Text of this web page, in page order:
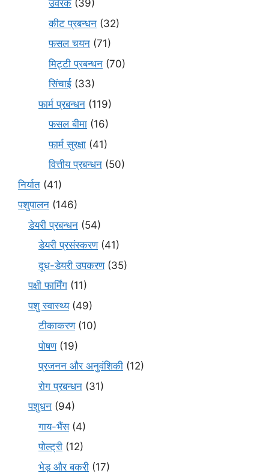
उर्वरक (39)
कीट प्रबन्धन (32)
फसल चयन (71)
मि‌ट्टी प्रबन्धन (70)
सिंचाई (33)
फार्म प्रबन्धन (119)
फसल बीमा (16)
फार्म सुरक्षा (41)
वित्तीय प्रबन्धन (50)
निर्यात (41)
पशुपालन (146)
डेयरी प्रबन्धन (54)
डेयरी प्रसंस्करण(41)
दूध-डेयरी उपकरण(35)
पक्षी फार्मिंग (11)
पशु स्वास्थ्य(49)
टीकाकरण(10)
पोषण(19)
प्रजनन और अनुवंशिकी (12)
रोग प्रबन्धन (31)
पशुधन (94)
गाय-भैंस(4)
पोल्ट्री (12)
भेड़ और बकरी (17)